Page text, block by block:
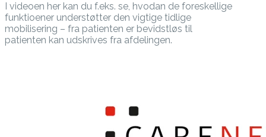
I videoen her kan du f.eks. se, hvodan de foreskellige
funktioener understøtter den vigtige tidlige
mobilisering – fra patienten er bevidstløs til
patienten kan udskrives fra afdelingen.